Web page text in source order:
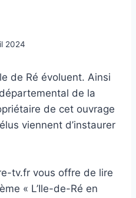
2024
de Ré évoluent. Ainsi
de la
de cet ouvrage
viennent d’instaurer
tv.fr vous offre de lire
« L’Ile-de-Ré en